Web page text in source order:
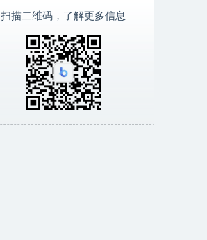
扫描二维码，了解更多信息